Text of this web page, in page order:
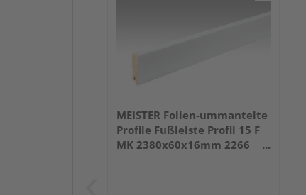
MEISTER Folien-ummantelte
Profile Fußleiste Profil 15 F
MK 2380x60x16mm 2266